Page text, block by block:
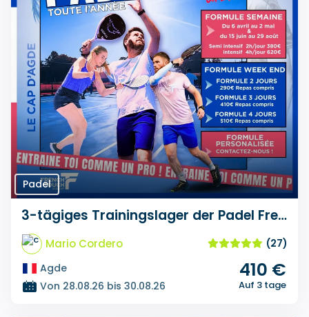
Padel
3-tägiges Trainingslager der Padel French Touch Academy
Mario Cordero
(27)
Agde
Von 28.08.26 bis 30.08.26
410 €
Auf 3 tage